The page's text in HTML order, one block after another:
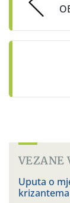
VEZANE
Uputa o